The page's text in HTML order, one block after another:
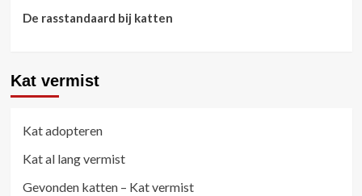
De rasstandaard bij katten
Kat vermist
Kat adopteren
Kat al lang vermist
Gevonden katten – Kat vermist